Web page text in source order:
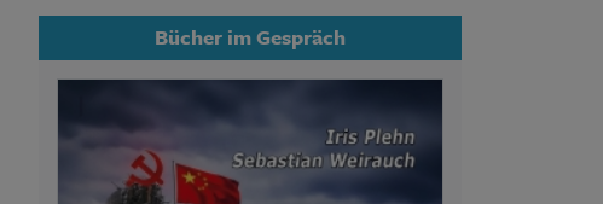
Bücher im Gespräch